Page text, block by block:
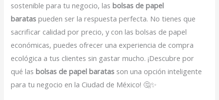
sostenible para tu negocio, lasbolsas de papel
baratas pueden ser la respuesta perfecta. No tienes que
sacrificar calidad por precio, y con las bolsas de papel
económicas, puedes ofrecer una experiencia de compra
ecológica a tus clientes sin gastar mucho. ¡Descubre por
qué lasbolsas de papel baratas son una opción inteligente
para tu negocio en la Ciudad de México! 🤔✨